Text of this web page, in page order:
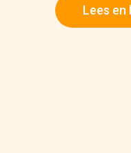
Lees en